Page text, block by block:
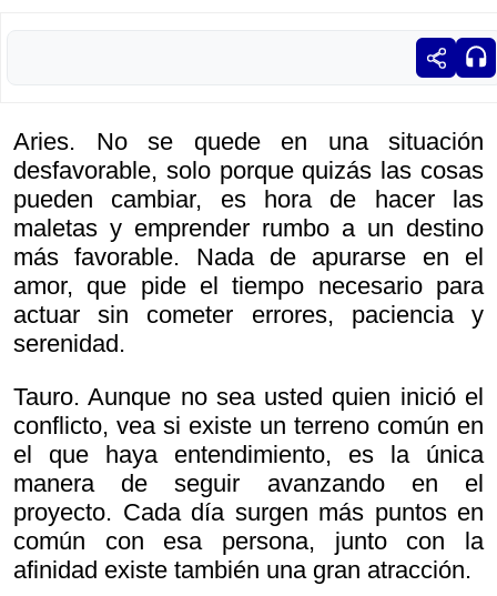
Aries. No se quede en una situación
desfavorable, solo porque quizás las cosas
pueden cambiar, es hora de hacer las
maletas y emprender rumbo a un destino
más favorable. Nada de apurarse en el
amor, que pide el tiempo necesario para
actuar sin cometer errores, paciencia y
serenidad.
Tauro. Aunque no sea usted quien inició el
conflicto, vea si existe un terreno común en
el que haya entendimiento, es la única
manera de seguir avanzando en el
proyecto. Cada día surgen más puntos en
común con esa persona, junto con la
afinidad existe también una gran atracción.